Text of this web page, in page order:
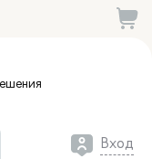
Вход